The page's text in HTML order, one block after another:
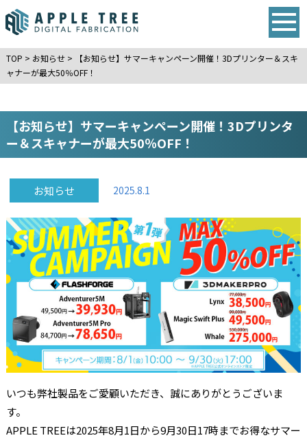
TOP > お知らせ>
【お知らせ】サマーキャンペーン開催！3Dプリンター＆スキ
ャナーが最大50％OFF！
【お知らせ】サマーキャンペーン開催！3Dプリンタ
ー＆スキャナーが最大50％OFF！
お知らせ 2025.8.1
いつも弊社製品をご愛顧いただき、誠にありがとうございま
す。
APPLE TREEは2025年8月1日から9月30日17時までお得なサマー